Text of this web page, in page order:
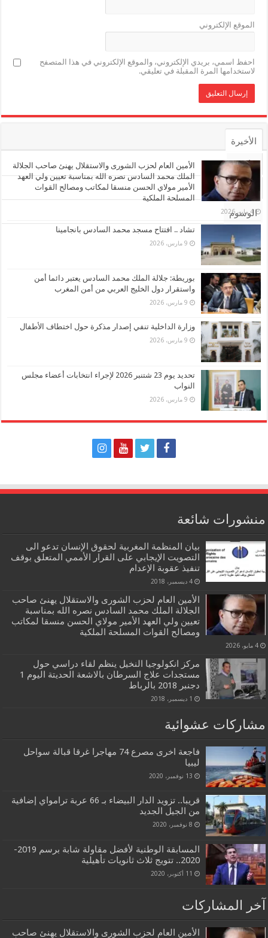
الموقع الإلكتروني
احفظ اسمي، بريدي الإلكتروني، والموقع الإلكتروني في هذا المتصفح
لاستخدامها المرة المقبلة في تعليقي.
الأخيرة
الأشهر
تعليقات
الوسوم
الأمين العام لحزب الشورى والاستقلال يهنئ صاحب الجلالة
الملك محمد السادس نصره الله بمناسبة تعيين ولي العهد
الأمير مولاي الحسن منسقا لمكاتب ومصالح القوات
المسلحة الملكية
4 مايو، 2026
تشاد .. افتتاح مسجد محمد السادس بانجامينا
9 مارس، 2026
بوريطة: جلالة الملك محمد السادس يعتبر دائما أمن
واستقرار دول الخليج العربي من أمن المغرب
9 مارس، 2026
وزارة الداخلية تنفي إصدار مذكرة حول اختطاف الأطفال
9 مارس، 2026
تحديد يوم 23 شتنبر 2026 لإجراء انتخابات أعضاء مجلس
النواب
9 مارس، 2026
منشورات شائعة
بيان المنظمة المغربية لحقوق الإنسان تدعو الى
التصويت الإيجابي على القرار الأممي المتعلق بوقف
تنفيذ عقوبة الإعدام
4 ديسمبر، 2018
الأمين العام لحزب الشورى والاستقلال يهنئ صاحب
الجلالة الملك محمد السادس نصره الله بمناسبة
تعيين ولي العهد الأمير مولاي الحسن منسقا لمكاتب
ومصالح القوات المسلحة الملكية
4 مايو، 2026
مركز انكولوجيا النخيل ينظم لقاء دراسي حول
مستجدات علاج السرطان بالاشعة الحديتة اليوم 1
دجنبر 2018 بالرباط
1 ديسمبر، 2018
مشاركات عشوائية
فاجعة اخرى مصرع 74 مهاجرا غرقا قبالة سواحل
ليبيا
13 نوفمبر، 2020
قريبا.. تزويد الدار البيضاء بـ 66 عربة ترامواي إضافية
من الجيل الجديد
8 نوفمبر، 2020
المسابقة الوطنية لأفضل مقاولة شابة برسم 2019-
2020.. تتويج ثلاث ثانويات تأهيلية
11 أكتوبر، 2020
آخر المشاركات
الأمين العام لحزب الشورى والاستقلال يهنئ صاحب